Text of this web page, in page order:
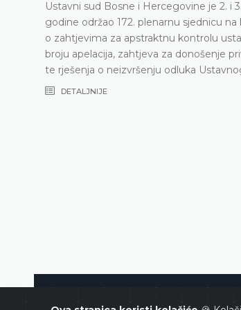
Ustavni sud Bosne i Hercegovine je 2. i
godine održao 172. plenarnu sjednicu na
o zahtjevima za apstraktnu kontrolu
broju apelacija, zahtjeva za donošenje
te rješenja o neizvršenju odluka
DETALJNIJE